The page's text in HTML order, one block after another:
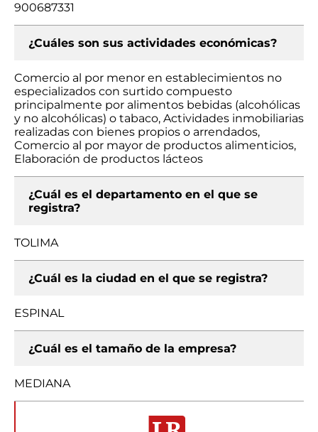
900687331
¿Cuáles son sus actividades económicas?
Comercio al por menor en establecimientos no
especializados con surtido compuesto
principalmente por alimentos bebidas (alcohólicas
y no alcohólicas) o tabaco, Actividades inmobiliarias
realizadas con bienes propios o arrendados,
Comercio al por mayor de productos alimenticios,
Elaboración de productos lácteos
¿Cuál es el departamento en el que se
registra?
TOLIMA
¿Cuál es la ciudad en el que se registra?
ESPINAL
¿Cuál es el tamaño de la empresa?
MEDIANA